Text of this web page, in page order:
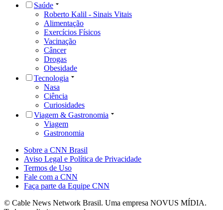
Saúde
Roberto Kalil - Sinais Vitais
Alimentação
Exercícios Físicos
Vacinação
Câncer
Drogas
Obesidade
Tecnologia
Nasa
Ciência
Curiosidades
Viagem & Gastronomia
Viagem
Gastronomia
Sobre a CNN Brasil
Aviso Legal e Política de Privacidade
Termos de Uso
Fale com a CNN
Faça parte da Equipe CNN
© Cable News Network Brasil. Uma empresa NOVUS MÍDIA.